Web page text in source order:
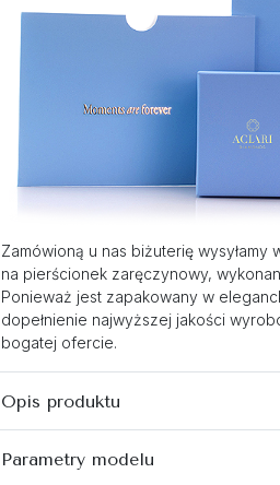
Zamówioną u nas biżuterię
na pierścionek zaręczynowy,
Ponieważ jest zapakowany w
dopełnienie najwyższej jakości
bogatej ofercie.
Opis produktu
Parametry modelu